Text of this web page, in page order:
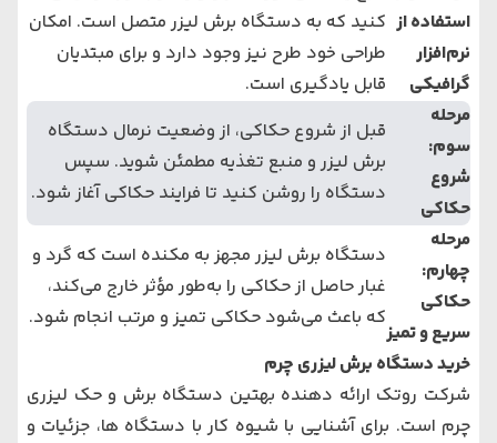
استفاده از
نرم‌افزار
گرافیکی
کنید که به دستگاه برش لیزر متصل است. امکان
طراحی خود طرح نیز وجود دارد و برای مبتدیان
قابل یادگیری است.
مرحله
سوم:
شروع
حکاکی
قبل از شروع حکاکی، از وضعیت نرمال دستگاه
برش لیزر و منبع تغذیه مطمئن شوید. سپس
دستگاه را روشن کنید تا فرایند حکاکی آغاز شود.
مرحله
چهارم:
حکاکی
سریع و تمیز
دستگاه برش لیزر مجهز به مکنده است که گرد و
غبار حاصل از حکاکی را به‌طور مؤثر خارج می‌کند،
که باعث می‌شود حکاکی تمیز و مرتب انجام شود.
خرید دستگاه برش لیزری چرم
شرکت روتک ارائه دهنده بهتین دستگاه برش و حک لیزری
چرم است. برای آشنایی با شیوه کار با دستگاه ها، جزئیات و